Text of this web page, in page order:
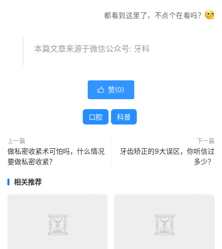
都看到这里了，不点个在看吗？
本篇文章来源于微信公众号: 牙科
 赞(0)
口腔 科普
上一篇
做私密收紧术可怕吗，什么情况
要做私密收紧？
下一篇
牙齿矫正的9大误区，你听信过
多少？
相关推荐